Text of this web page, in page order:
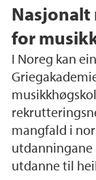
for
I Noreg kan
mangfald i
utdanningane
utdanne til